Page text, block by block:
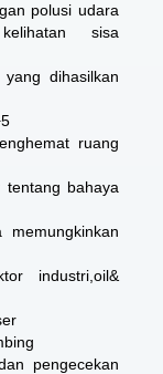
polusi udara
sisa
dihasilkan
ruang
bahaya
industri,oil&
pengecekan